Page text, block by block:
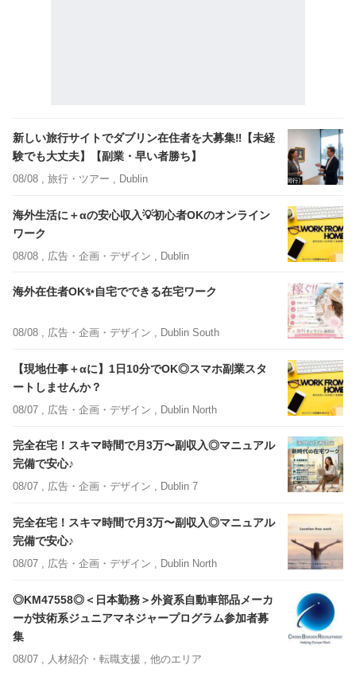
新しい旅行サイトでダブリン在住者を大募集‼【未経
験でも大丈夫】【副業・早い者勝ち】
08/08 , 旅行・ツアー , Dublin
海外生活に＋αの安心収入💡初心者OKのオンライン
ワーク
08/08 , 広告・企画・デザイン , Dublin
海外在住者OK✨自宅でできる在宅ワーク
08/08 , 広告・企画・デザイン , Dublin South
【現地仕事＋αに】1日10分でOK◎スマホ副業スタ
ートしませんか？
08/07 , 広告・企画・デザイン , Dublin North
完全在宅！スキマ時間で月3万〜副収入◎マニュアル
完備で安心♪
08/07 , 広告・企画・デザイン , Dublin 7
完全在宅！スキマ時間で月3万〜副収入◎マニュアル
完備で安心♪
08/07 , 広告・企画・デザイン , Dublin North
◎KM47558◎＜日本勤務＞外資系自動車部品メーカ
ーが技術系ジュニアマネジャープログラム参加者募
集
08/07 , 人材紹介・転職支援 , 他のエリア